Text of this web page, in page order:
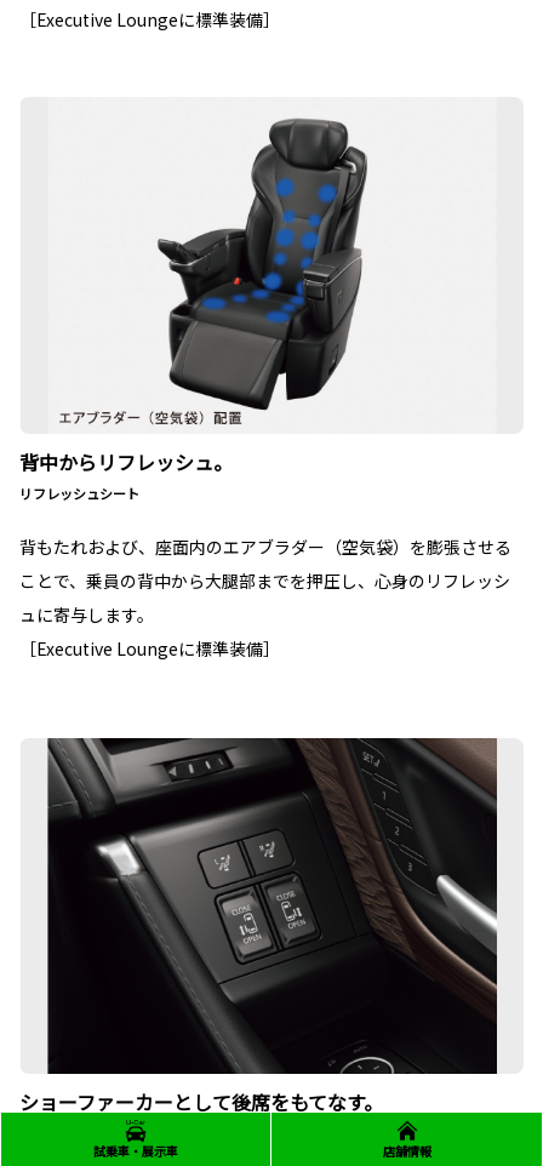
［Executive Loungeに標準装備］
背中からリフレッシュ。
リフレッシュシート
背もたれおよび、座面内のエアブラダー（空気袋）を膨張させる
ことで、乗員の背中から大腿部までを押圧し、心身のリフレッシ
ュに寄与します。
［Executive Loungeに標準装備］
ショーファーカーとして後席をもてなす。
おもてなし運転席スイッチ
試乗車・展示車 店舗情報